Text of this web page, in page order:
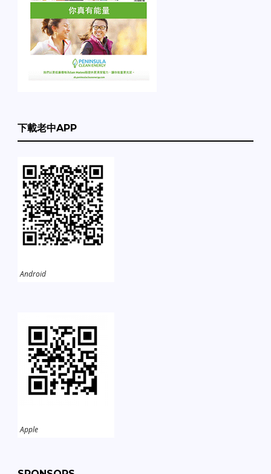
下載老中APP
Android
Apple